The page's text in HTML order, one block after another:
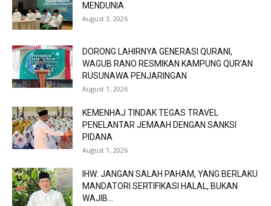
MENDUNIA
August 3, 2026
DORONG LAHIRNYA GENERASI QURANI,
WAGUB RANO RESMIKAN KAMPUNG QUR’AN
RUSUNAWA PENJARINGAN
August 1, 2026
KEMENHAJ TINDAK TEGAS TRAVEL
PENELANTAR JEMAAH DENGAN SANKSI
PIDANA
August 1, 2026
IHW: JANGAN SALAH PAHAM, YANG BERLAKU
MANDATORI SERTIFIKASI HALAL, BUKAN
WAJIB...